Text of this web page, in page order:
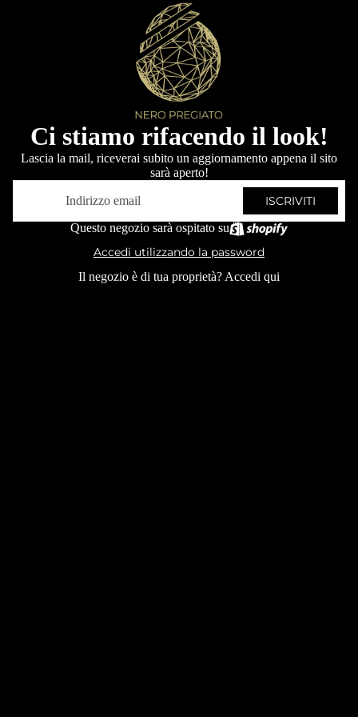
Ci stiamo rifacendo il look!
Lascia la mail, riceverai subito un aggiornamento appena il sito
sarà aperto!
ISCRIVITI
Questo negozio sarà ospitato su
Accedi utilizzando la password
Il negozio è di tua proprietà? Accedi qui